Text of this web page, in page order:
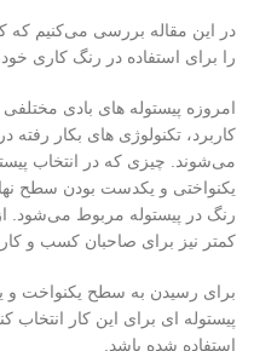
در این مقاله بررسی می‌کنیم که
را برای استفاده در رنگ کاری
امروزه پیستوله های بادی
کاربرد، تکنولوژی های بکار
می‌شوند. چیزی که در انتخاب
یکنواختی و یکدست بودن سطح
رنگ در پیستوله مربوط
کمتر نیز برای صاحبان کسب و
برای رسیدن به سطح یکنواخت و
پیستوله‌ ای برای این کار انتخاب
استفاده شده باشد.